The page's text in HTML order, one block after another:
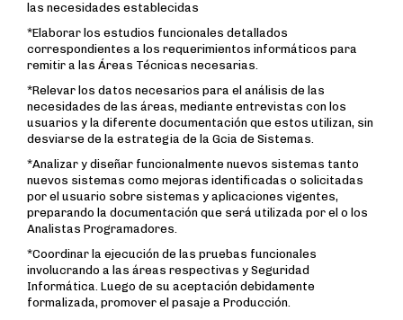
las necesidades establecidas
*Elaborar los estudios funcionales detallados
correspondientes a los requerimientos informáticos para
remitir a las Áreas Técnicas necesarias.
*Relevar los datos necesarios para el análisis de las
necesidades de las áreas, mediante entrevistas con los
usuarios y la diferente documentación que estos utilizan, sin
desviarse de la estrategia de la Gcia de Sistemas.
*Analizar y diseñar funcionalmente nuevos sistemas tanto
nuevos sistemas como mejoras identificadas o solicitadas
por el usuario sobre sistemas y aplicaciones vigentes,
preparando la documentación que será utilizada por el o los
Analistas Programadores.
*Coordinar la ejecución de las pruebas funcionales
involucrando a las áreas respectivas y Seguridad
Informática. Luego de su aceptación debidamente
formalizada, promover el pasaje a Producción.